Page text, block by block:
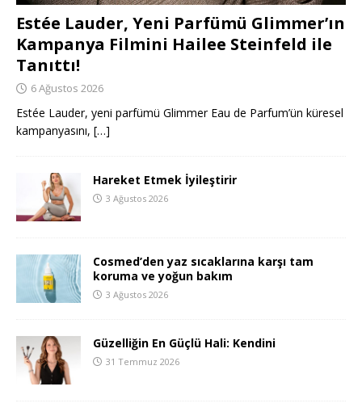
Estée Lauder, Yeni Parfümü Glimmer’ın
Kampanya Filmini Hailee Steinfeld ile
Tanıttı!
6 Ağustos 2026
Estée Lauder, yeni parfümü Glimmer Eau de Parfum’ün küresel
kampanyasını, […]
Hareket Etmek İyileştirir
3 Ağustos 2026
Cosmed’den yaz sıcaklarına karşı tam
koruma ve yoğun bakım
3 Ağustos 2026
Güzelliğin En Güçlü Hali: Kendini
31 Temmuz 2026